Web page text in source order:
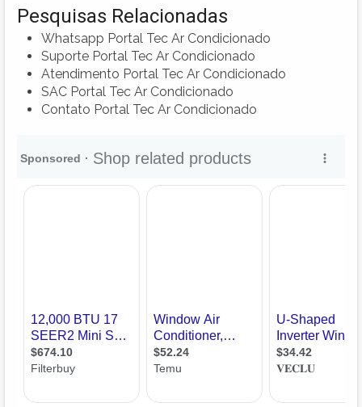
Pesquisas Relacionadas
Whatsapp Portal Tec Ar Condicionado
Suporte Portal Tec Ar Condicionado
Atendimento Portal Tec Ar Condicionado
SAC Portal Tec Ar Condicionado
Contato Portal Tec Ar Condicionado